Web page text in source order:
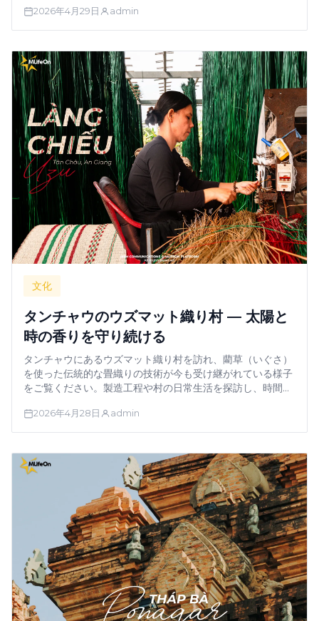
2026年4月29日 admin
文化
タンチャウのウズマット織り村 — 太陽と
時の香りを守り続ける
タンチャウにあるウズマット織り村を訪れ、藺草（いぐさ）
を使った伝統的な畳織りの技術が今も受け継がれている様子
をご覧ください。製造工程や村の日常生活を探訪し、時間と
ンデルタの文化的景観をご体験ください。
2026年4月28日 admin